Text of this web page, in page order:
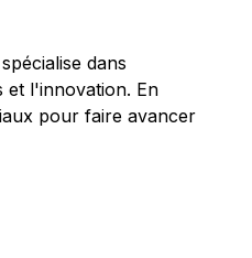
dans
et l'innovation. En
pour faire avancer